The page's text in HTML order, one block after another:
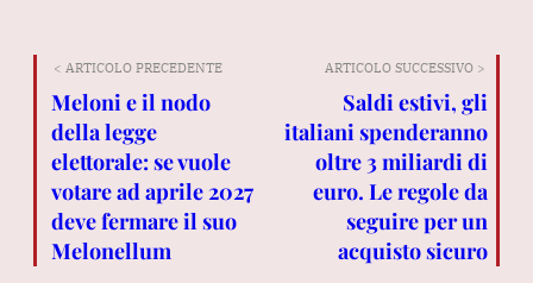
< ARTICOLO PRECEDENTE
Meloni e il nodo
della legge
elettorale: se vuole
votare ad aprile 2027
deve fermare il suo
Melonellum
ARTICOLO SUCCESSIVO >
Saldi estivi, gli
italiani spenderanno
oltre 3 miliardi di
euro. Le regole da
seguire per un
acquisto sicuro